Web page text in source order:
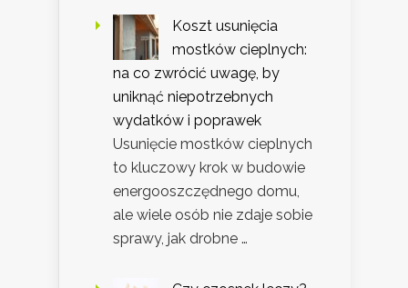
Koszt usunięcia
mostków cieplnych:
na co zwrócić uwagę, by
uniknąć niepotrzebnych
wydatków i poprawek
Usunięcie mostków cieplnych
to kluczowy krok w budowie
energooszczędnego domu,
ale wiele osób nie zdaje sobie
sprawy, jak drobne …